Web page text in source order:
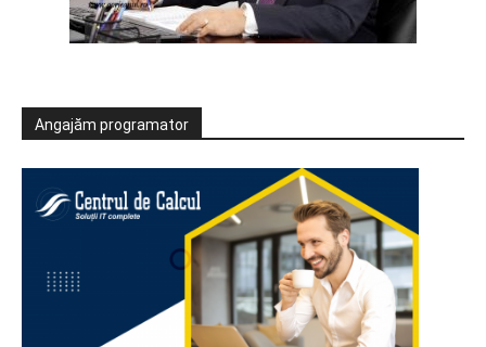
Angajăm programator